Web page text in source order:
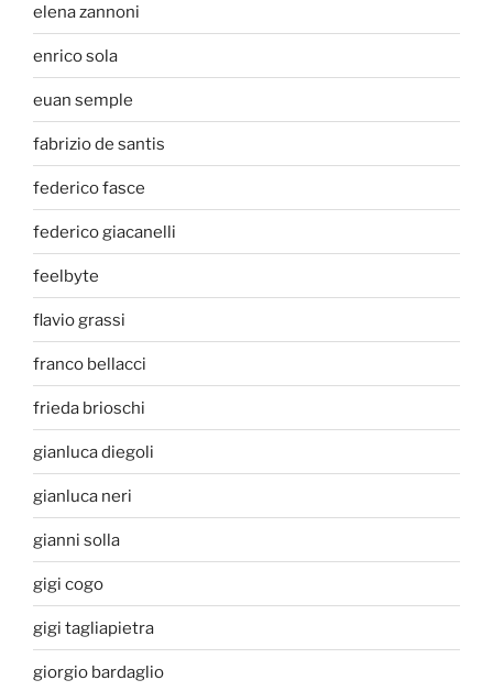
elena zannoni
enrico sola
euan semple
fabrizio de santis
federico fasce
federico giacanelli
feelbyte
flavio grassi
franco bellacci
frieda brioschi
gianluca diegoli
gianluca neri
gianni solla
gigi cogo
gigi tagliapietra
giorgio bardaglio